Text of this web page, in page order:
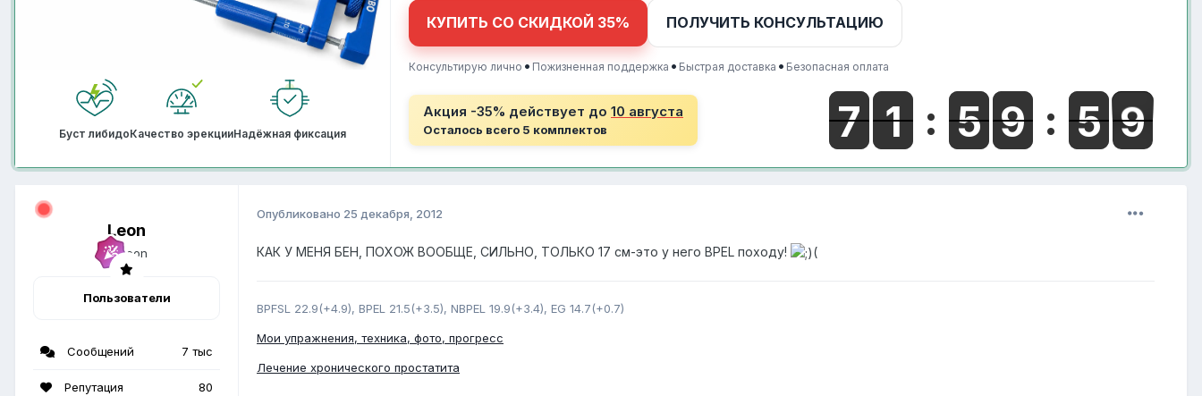
Буст либидоКачество эрекцииНадёжная фиксация
КУПИТЬ СО СКИДКОЙ 35% ПОЛУЧИТЬ КОНСУЛЬТАЦИЮ
Консультирую лично • Пожизненная поддержка • Быстрая доставка • Безопасная оплата
Акция -35% действует до 10 августа
Осталось всего 5 комплектов
Leon
Пользователи
Сообщений 7 тыс
Репутация 80
Опубликовано 25 декабря, 2012
КАК У МЕНЯ БЕН, ПОХОЖ ВООБЩЕ, СИЛЬНО, ТОЛЬКО 17 см-это у него BPEL походу! (
BPFSL 22.9(+4.9), BPEL 21.5(+3.5), NBPEL 19.9(+3.4), EG 14.7(+0.7)
Мои упражнения, техника, фото, прогресс
Лечение хронического простатита